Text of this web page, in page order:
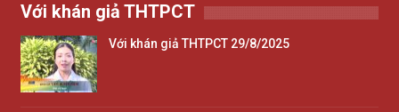
Với khán giả THTPCT
Với khán giả THTPCT 29/8/2025